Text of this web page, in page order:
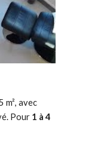
m², avec
Pour 1 à 4